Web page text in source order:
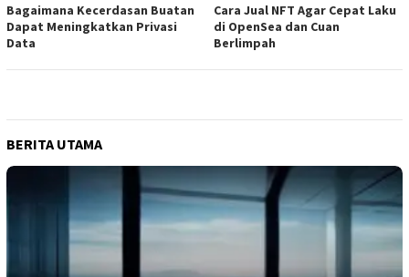
Bagaimana Kecerdasan Buatan
Dapat Meningkatkan Privasi
Data
Cara Jual NFT Agar Cepat Laku
di OpenSea dan Cuan
Berlimpah
BERITA UTAMA